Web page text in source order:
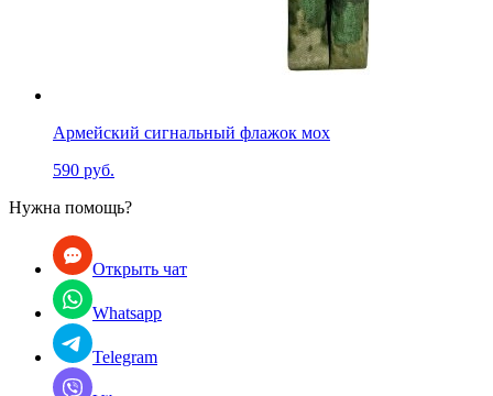
Армейский сигнальный флажок мох
590 руб.
Нужна помощь?
Открыть чат
Whatsapp
Telegram